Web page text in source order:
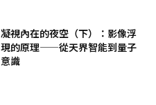
凝視內在的夜空（下）：影像浮
現的原理——從天界智能到量子
意識